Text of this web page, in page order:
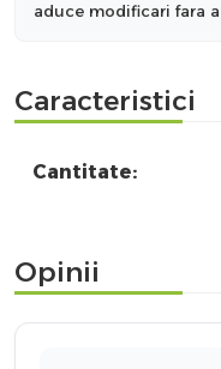
aduce modificari fara
Caracteristici
Cantitate:
Opinii